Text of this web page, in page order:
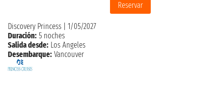
Reservar
Discovery Princess
1/05/2027
Duración: 5 noches
Salida desde: Los Angeles
Desembarque: Vancouver